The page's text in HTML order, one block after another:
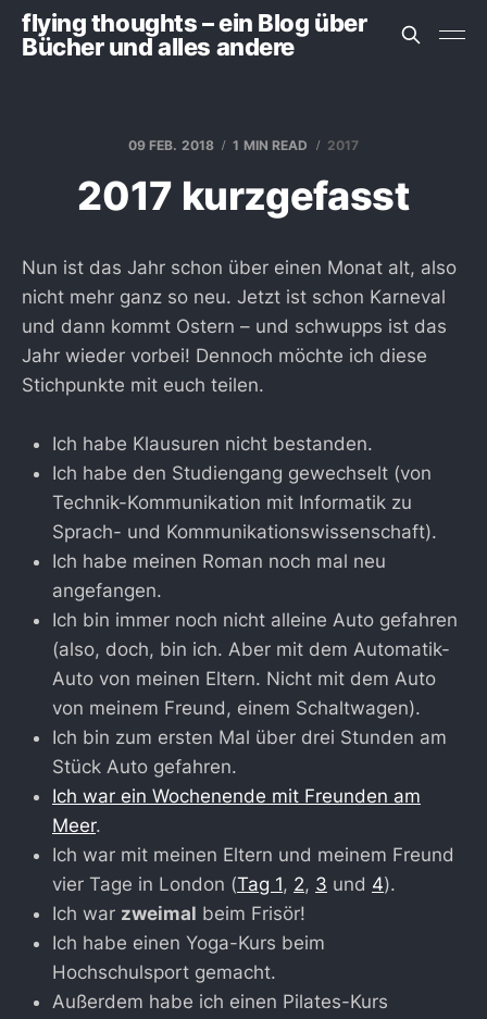
flying thoughts – ein Blog über
Bücher und alles andere
09 FEB. 2018 1 MIN READ 2017
2017 kurzgefasst
Nun ist das Jahr schon über einen Monat alt, also
nicht mehr ganz so neu. Jetzt ist schon Karneval
und dann kommt Ostern – und schwupps ist das
Jahr wieder vorbei! Dennoch möchte ich diese
Stichpunkte mit euch teilen.
Ich habe Klausuren nicht bestanden.
Ich habe den Studiengang gewechselt (von
Technik-Kommunikation mit Informatik zu
Sprach- und Kommunikationswissenschaft).
Ich habe meinen Roman noch mal neu
angefangen.
Ich bin immer noch nicht alleine Auto gefahren
(also, doch, bin ich. Aber mit dem Automatik-
Auto von meinen Eltern. Nicht mit dem Auto
von meinem Freund, einem Schaltwagen).
Ich bin zum ersten Mal über drei Stunden am
Stück Auto gefahren.
Ich war ein Wochenende mit Freunden am
Meer.
Ich war mit meinen Eltern und meinem Freund
vier Tage in London (Tag 1, 2, 3 und 4).
Ich war zweimal beim Frisör!
Ich habe einen Yoga-Kurs beim
Hochschulsport gemacht.
Außerdem habe ich einen Pilates-Kurs